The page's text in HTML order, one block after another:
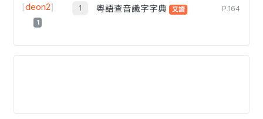
[deon2]
1
粵語查音識字字典 又讀 P.164